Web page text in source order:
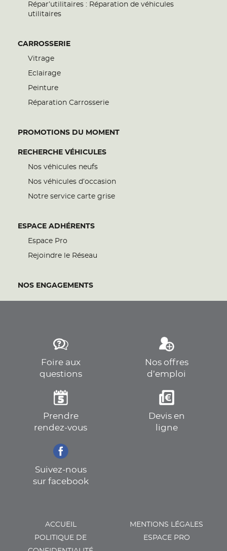
Répar’utilitaires : Réparation de véhicules
utilitaires
CARROSSERIE
Vitrage
Eclairage
Peinture
Réparation Carrosserie
PROMOTIONS DU MOMENT
RECHERCHE VÉHICULES
Nos véhicules neufs
Nos véhicules d’occasion
Notre service carte grise
ESPACE ADHÉRENTS
Espace Pro
Rejoindre le Réseau
NOS ENGAGEMENTS
Foire aux
questions
Nos offres
d’emploi
Prendre
rendez-vous
Devis en
ligne
Suivez-nous
sur facebook
ACCUEIL
MENTIONS LÉGALES
POLITIQUE DE
ESPACE PRO